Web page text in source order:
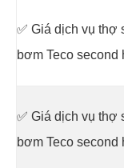
✅ Giá dịch vụ thợ
bơm Teco second
✅ Giá dịch vụ thợ
bơm Teco second